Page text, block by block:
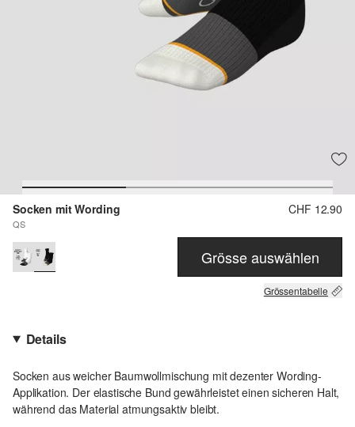
Socken mit Wording
QS
CHF 12.90
Grösse auswählen
Grössentabelle
Details
Socken aus weicher Baumwollmischung mit dezenter Wording-
Applikation. Der elastische Bund gewährleistet einen sicheren Halt,
während das Material atmungsaktiv bleibt.